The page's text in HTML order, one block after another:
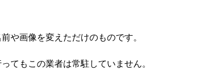
や画像を変えただけのものです。
てもこの業者は常駐していません。